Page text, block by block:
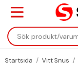
Startsida / Vitt Snus /